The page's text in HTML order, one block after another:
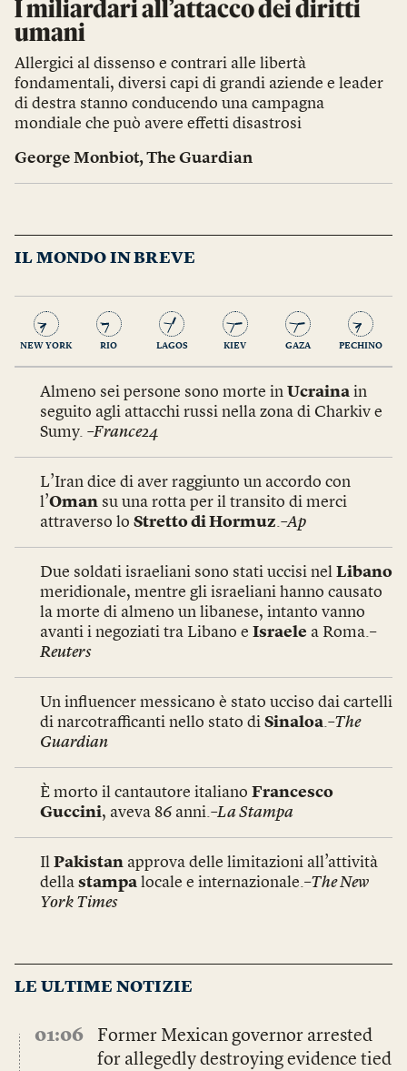
I miliardari all’attacco dei diritti
umani
Allergici al dissenso e contrari alle libertà
fondamentali, diversi capi di grandi aziende e leader
di destra stanno conducendo una campagna
mondiale che può avere effetti disastrosi
George Monbiot,The Guardian
IL MONDO IN BREVE
NEW YORK RIO LAGOS KIEV GAZA PECHINO
Almeno sei persone sono morte in Ucraina in
seguito agli attacchi russi nella zona di Charkiv e
Sumy. –France24
L’Iran dice di aver raggiunto un accordo con
l’Oman su una rotta per il transito di merci
attraverso lo Stretto di Hormuz.–Ap
Due soldati israeliani sono stati uccisi nel Libano
meridionale, mentre gli israeliani hanno causato
la morte di almeno un libanese, intanto vanno
avanti i negoziati tra Libano e Israele a Roma.–
Reuters
Un influencer messicano è stato ucciso dai cartelli
di narcotrafficanti nello stato di Sinaloa.–The
Guardian
È morto il cantautore italiano Francesco
Guccini, aveva 86 anni.–La Stampa
Il Pakistan approva delle limitazioni all’attività
della stampa locale e internazionale.–The New
York Times
LE ULTIME NOTIZIE
01:06
Former Mexican governor arrested
for allegedly destroying evidence tied